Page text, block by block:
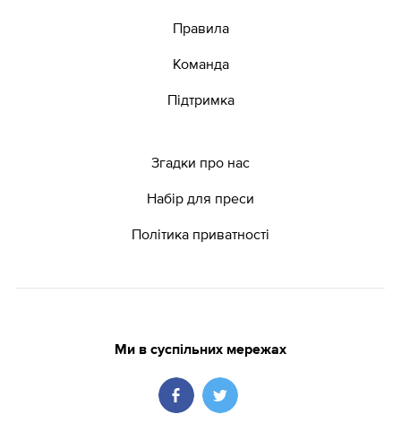
Правила
Команда
Підтримка
Згадки про нас
Набір для преси
Політика приватності
Ми в суспільних мережах